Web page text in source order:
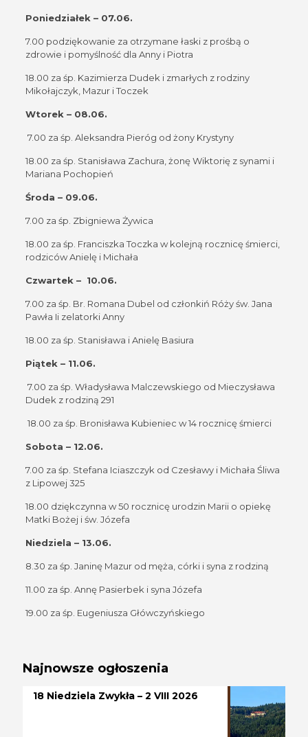
Poniedziałek – 07.06.
7.00 podziękowanie za otrzymane łaski z prośbą o
zdrowie i pomyślność dla Anny i Piotra
18.00 za śp. Kazimierza Dudek i zmarłych z rodziny
Mikołajczyk, Mazur i Toczek
Wtorek – 08.06.
7.00 za śp. Aleksandra Pieróg od żony Krystyny
18.00 za śp. Stanisława Zachura, żonę Wiktorię z synami i
Mariana Pochopień
Środa – 09.06.
7.00 za śp. Zbigniewa Żywica
18.00 za śp. Franciszka Toczka w kolejną rocznicę śmierci,
rodziców Anielę i Michała
Czwartek – 10.06.
7.00 za śp. Br. Romana Dubel od członkiń Róży św. Jana
Pawła Ii zelatorki Anny
18.00 za śp. Stanisława i Anielę Basiura
Piątek – 11.06.
7.00 za śp. Władysława Malczewskiego od Mieczysława
Dudek z rodziną 291
18.00 za śp. Bronisława Kubieniec w 14 rocznicę śmierci
Sobota – 12.06.
7.00 za śp. Stefana Iciaszczyk od Czesławy i Michała Śliwa
z Lipowej 325
18.00 dziękczynna w 50 rocznicę urodzin Marii o opiekę
Matki Bożej i św. Józefa
Niedziela – 13.06.
8.30 za śp. Janinę Mazur od męża, córki i syna z rodziną
11.00 za śp. Annę Pasierbek i syna Józefa
19.00 za śp. Eugeniusza Główczyńskiego
Najnowsze ogłoszenia
18 Niedziela Zwykła – 2 VIII 2026